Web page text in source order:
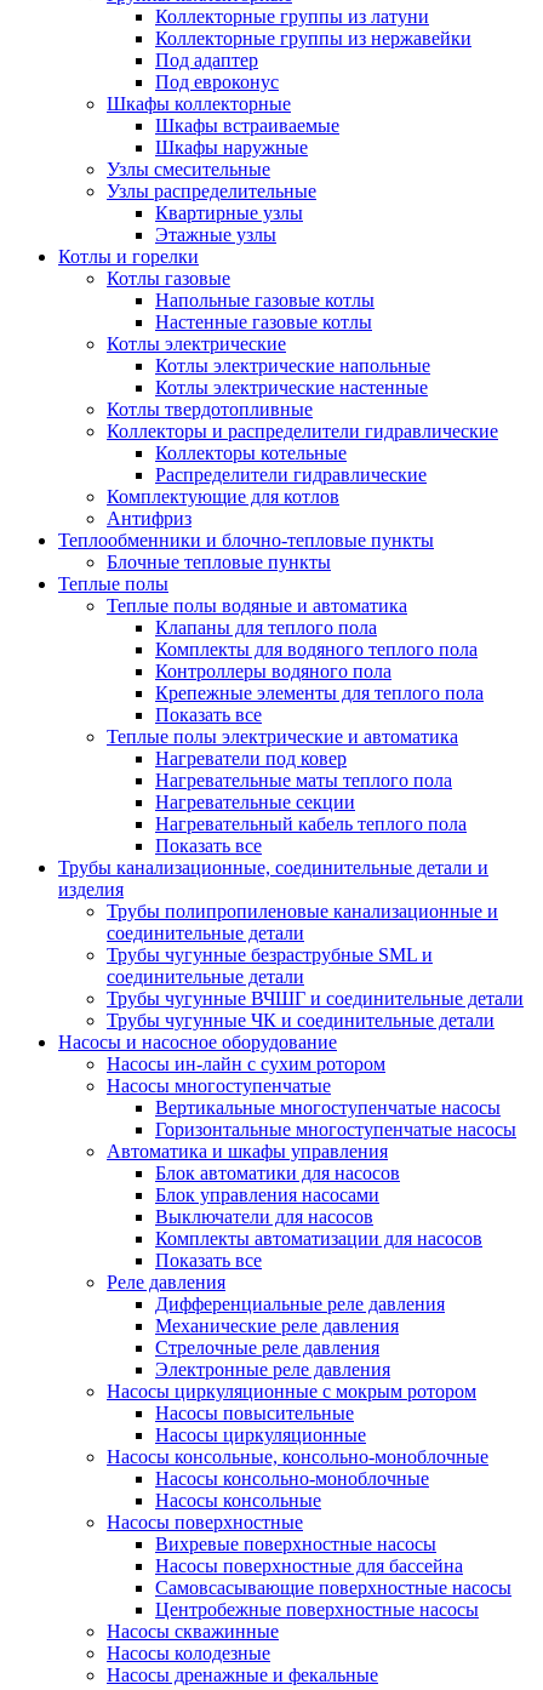
Коллекторные группы из латуни
Коллекторные группы из нержавейки
Под адаптер
Под евроконус
Шкафы коллекторные
Шкафы встраиваемые
Шкафы наружные
Узлы смесительные
Узлы распределительные
Квартирные узлы
Этажные узлы
Котлы и горелки
Котлы газовые
Напольные газовые котлы
Настенные газовые котлы
Котлы электрические
Котлы электрические напольные
Котлы электрические настенные
Котлы твердотопливные
Коллекторы и распределители гидравлические
Коллекторы котельные
Распределители гидравлические
Комплектующие для котлов
Антифриз
Теплообменники и блочно-тепловые пункты
Блочные тепловые пункты
Теплые полы
Теплые полы водяные и автоматика
Клапаны для теплого пола
Комплекты для водяного теплого пола
Контроллеры водяного пола
Крепежные элементы для теплого пола
Показать все
Теплые полы электрические и автоматика
Нагреватели под ковер
Нагревательные маты теплого пола
Нагревательные секции
Нагревательный кабель теплого пола
Показать все
Трубы канализационные, соединительные детали и
изделия
Трубы полипропиленовые канализационные и
соединительные детали
Трубы чугунные безраструбные SML и
соединительные детали
Трубы чугунные ВЧШГ и соединительные детали
Трубы чугунные ЧК и соединительные детали
Насосы и насосное оборудование
Насосы ин-лайн с сухим ротором
Насосы многоступенчатые
Вертикальные многоступенчатые насосы
Горизонтальные многоступенчатые насосы
Автоматика и шкафы управления
Блок автоматики для насосов
Блок управления насосами
Выключатели для насосов
Комплекты автоматизации для насосов
Показать все
Реле давления
Дифференциальные реле давления
Механические реле давления
Стрелочные реле давления
Электронные реле давления
Насосы циркуляционные с мокрым ротором
Насосы повысительные
Насосы циркуляционные
Насосы консольные, консольно-моноблочные
Насосы консольно-моноблочные
Насосы консольные
Насосы поверхностные
Вихревые поверхностные насосы
Насосы поверхностные для бассейна
Самовсасывающие поверхностные насосы
Центробежные поверхностные насосы
Насосы скважинные
Насосы колодезные
Насосы дренажные и фекальные